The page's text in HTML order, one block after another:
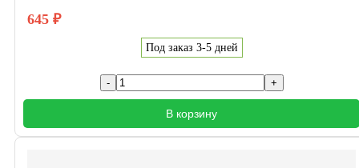
645 ₽
Под заказ 3-5 дней
В корзину